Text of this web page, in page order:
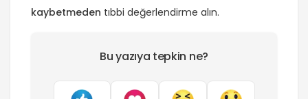
kaybetmeden tıbbi değerlendirme alın.
Bu yazıya tepkin ne?